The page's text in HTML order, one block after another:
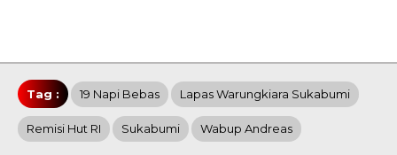
Tag : 19 Napi Bebas Lapas Warungkiara Sukabumi
Remisi Hut RI Sukabumi Wabup Andreas